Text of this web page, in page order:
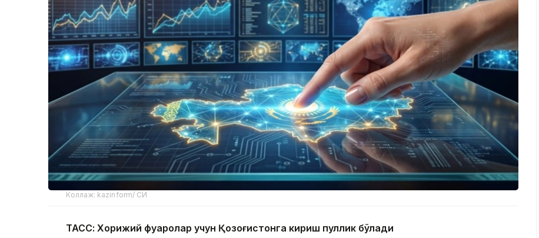
Коллаж: kazinform/ СИ
ТАСС: Хорижий фуқаролар учун Қозоғистонга кириш пуллик бўлади